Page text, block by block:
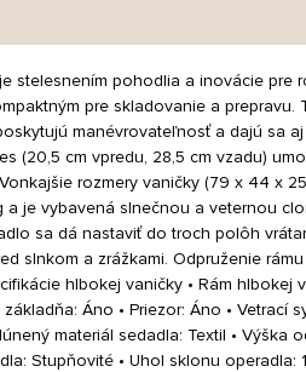
stelesnením pohodlia a inovácie
pre skladovanie a
manévrovateľnosť a dajú sa
(20,5 cm vpredu, 28,5 cm vzadu)
rozmery vaničky (79 x 44 x
je vybavená slnečnou a veternou
sa dá nastaviť do troch polôh
slnkom a zrážkami. Odpruženie
hlbokej vaničky • Rám hlbokej
Áno • Priezor: Áno •
materiál sedadla: Textil •
Stupňovité • Uhol sklonu